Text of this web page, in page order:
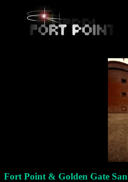
Fort Point & Golden Gate